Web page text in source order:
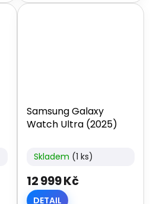
Samsung Galaxy
Watch Ultra (2025)
Skladem (1 ks)
12 999 Kč
DETAIL